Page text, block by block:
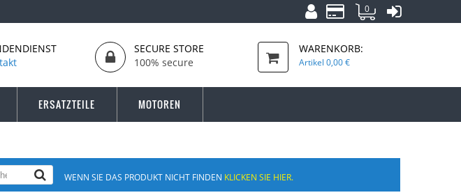
0
SECURE STORE
100% secure
WARENKORB:
Artikel 0,00 €
ERSATZTEILE MOTOREN
WENN SIE DAS PRODUKT NICHT FINDEN KLICKEN SIE HIER.